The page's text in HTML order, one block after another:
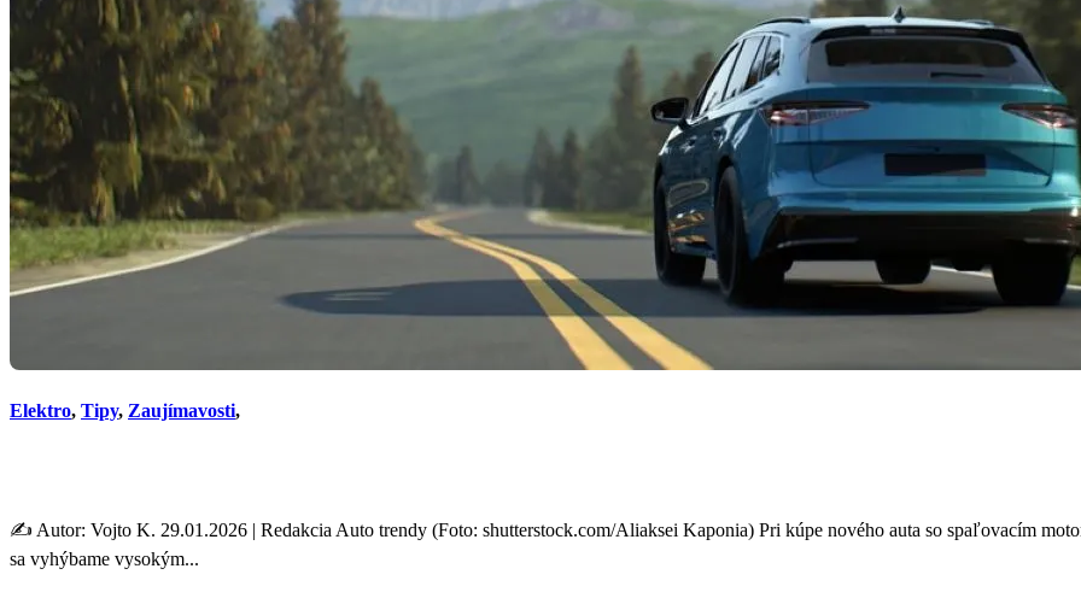
Elektro, Tipy, Zaujímavosti,
✍️ Autor: Vojto K. 29.01.2026 | Redakcia Auto trendy (Foto: shutterstock.com/Aliaksei Kaponia) Pri kúpe nového auta so spaľovacím
sa vyhýbame vysokým...